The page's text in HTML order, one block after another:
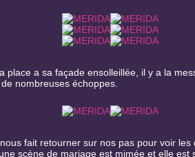
place a sa façade ensolleillée, il y a la
nombreuses échoppes.
fait retourner sur nos pas pour voir
scène de mariage est mimée et elle est